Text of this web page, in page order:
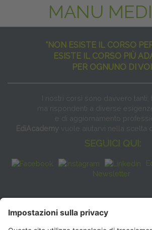
MANU
"NON ESISTE IL CORSO
ESISTE IL CORSO PIÙ
PER OGNUNO DI
I nostri corsi sono davvero tanti,
ma rispondenti a diverse
e di aggiornamento
EdiAcademy vuole aiutarvi nella scelta
SEGUICI QUI:
Newsletter
FAQ